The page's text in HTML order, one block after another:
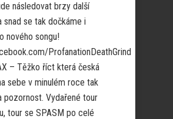
následovat brzy další
snad se tak dočkáme i
nového songu!
ProfanationDeathGrind
– Těžko říct která česká
sebe v minulém roce tak
pozornost. Vydařené tour
tour se SPASM po celé